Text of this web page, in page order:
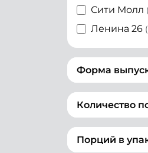
Сити Молл
Ленина 26
Форма
Количество
Порций в